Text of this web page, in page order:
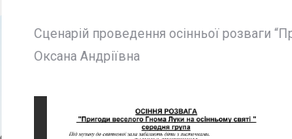
Сценарій проведення осінньої розваги
Оксана Андріївна